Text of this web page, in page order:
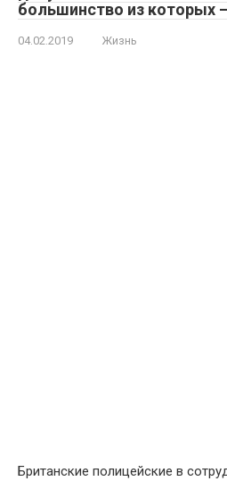
большинство из которых
04.02.2019 Жизнь
Британские полицейские в